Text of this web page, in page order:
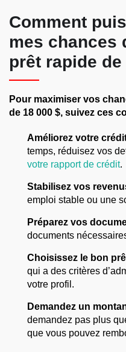
Comment
mes chances
prêt rapide de
Pour maximiser vos
de 18 000 $, suivez ces
Améliorez votre
temps, réduisez vos
votre rapport de crédit.
Stabilisez vos
emploi stable ou une
Préparez vos
documents
Choisissez le bon
qui a des critères
votre profil.
Demandez un
demandez pas plus
que vous pouvez